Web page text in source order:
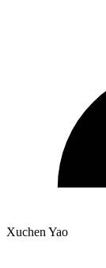
Xuchen Yao